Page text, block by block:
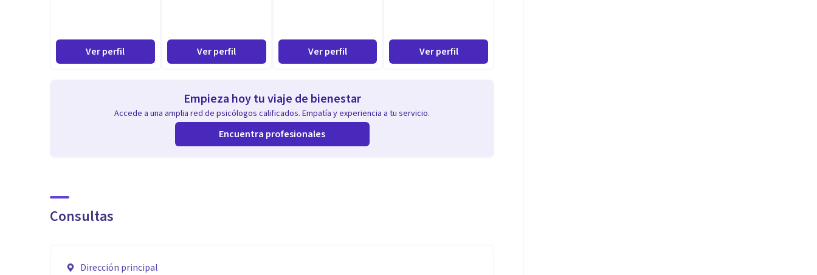
Ver perfil Ver perfil Ver perfil Ver perfil
Empieza hoy tu viaje de bienestar
Accede a una amplia red de psicólogos calificados. Empatía y experiencia a tu servicio.
Encuentra profesionales
Consultas
Dirección principal